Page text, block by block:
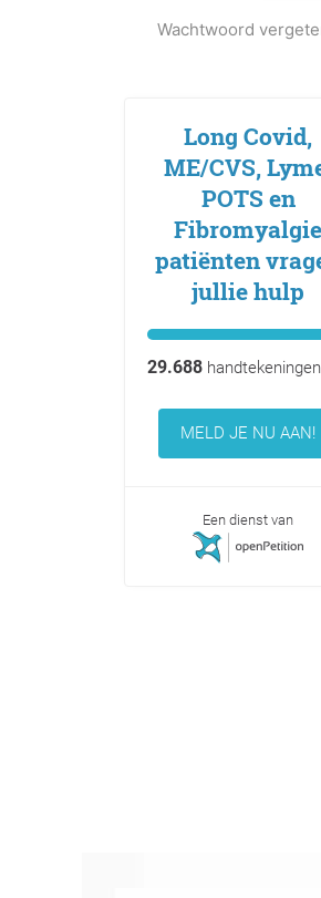
Wachtwoord
Long Covid,
ME/CVS,
POTS en
Fibromyalgie
patiënten
jullie hulp
29.688handtekeningen
MELD JE NU AAN!
Een dienst van